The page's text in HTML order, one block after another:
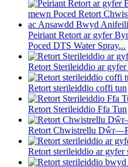
Peiriant Retort ar gyfer
Poced DTS Water Spray...
Retort Sterileiddio ar
Retort sterileiddio coffi tun
Retort Sterileiddio Ffa Tun
Retort Chwistrellu
Retort sterileiddio ar gyfer